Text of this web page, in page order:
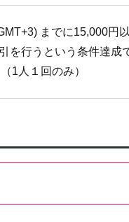
までに15,000円
を行うという条件達成
1人１回のみ）